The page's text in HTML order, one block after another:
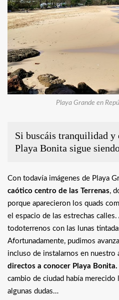
Playa Grande en
Si buscáis tranquilidad y
Playa Bonita sigue
Con todavía imágenes de Playa
caótico centro de las Terrenas,
porque aparecieron los quads
el espacio de las estrechas
todoterrenos con las lunas
Afortunadamente, pudimos
incluso de instalarnos en nuestro
directos a conocer Playa Bonita.
cambio de ciudad había merecido
algunas dudas…